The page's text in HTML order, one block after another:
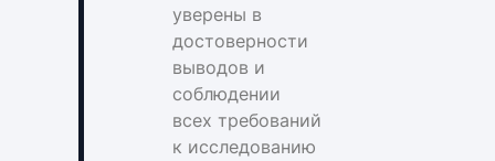
уверены в
достоверности
выводов и
соблюдении
всех требований
к исследованию